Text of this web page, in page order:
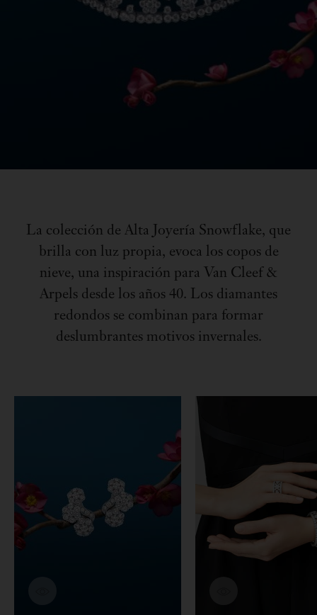
La colección de Alta Joyería Snowflake, que
brilla con luz propia, evoca los copos de
nieve, una inspiración para Van Cleef &
Arpels desde los años 40. Los diamantes
redondos se combinan para formar
deslumbrantes motivos invernales.